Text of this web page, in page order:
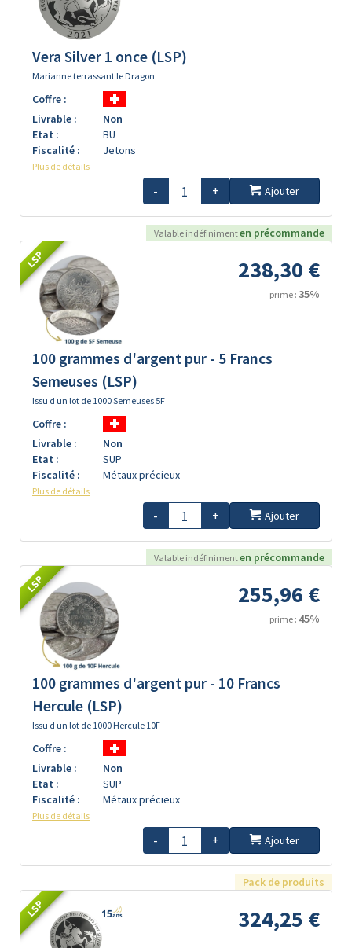
Vera Silver 1 once (LSP)
Marianne terrassant le Dragon
Coffre :
Livrable :
Non
Etat :
BU
Fiscalité :
Jetons
Plus de détails
- + Ajouter
Valable indéfinimenten précommande
LSP 238,30 €
prime : 35%
100 grammes d'argent pur - 5 Francs
Semeuses (LSP)
Issu d un lot de 1000 Semeuses 5F
Coffre :
Livrable :
Non
Etat :
SUP
Fiscalité :
Métaux précieux
Plus de détails
- + Ajouter
Valable indéfinimenten précommande
LSP 255,96 €
prime : 45%
100 grammes d'argent pur - 10 Francs
Hercule (LSP)
Issu d un lot de 1000 Hercule 10F
Coffre :
Livrable :
Non
Etat :
SUP
Fiscalité :
Métaux précieux
Plus de détails
- + Ajouter
Pack de produits
LSP 324,25 €